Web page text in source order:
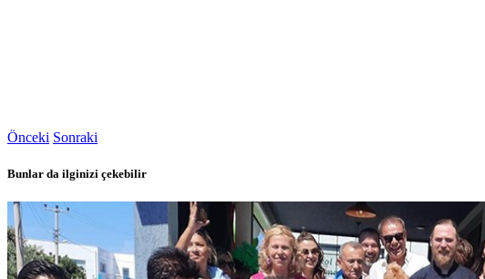
Önceki Sonraki
Bunlar da ilginizi çekebilir